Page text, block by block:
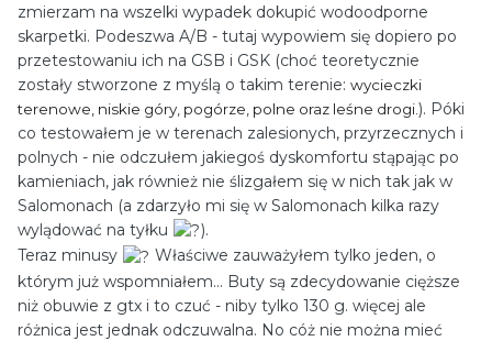
zmierzam na wszelki wypadek dokupić wodoodporne
skarpetki. Podeszwa A/B - tutaj wypowiem się dopiero po
przetestowaniu ich na GSB i GSK (choć teoretycznie
zostały stworzone z myślą o takim terenie: wycieczki
terenowe, niskie góry, pogórze, polne oraz leśne drogi.). Póki
co testowałem je w terenach zalesionych, przyrzecznych i
polnych - nie odczułem jakiegoś dyskomfortu stąpając po
kamieniach, jak również nie ślizgałem się w nich tak jak w
Salomonach (a zdarzyło mi się w Salomonach kilka razy
wylądować na tyłku
).
Teraz minusy
Właściwe zauważyłem tylko jeden, o
którym już wspomniałem... Buty są zdecydowanie cięższe
niż obuwie z gtx i to czuć - niby tylko 130 g. więcej ale
różnica jest jednak odczuwalna. No cóż nie można mieć